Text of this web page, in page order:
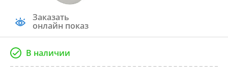
Заказать
онлайн показ
В наличии